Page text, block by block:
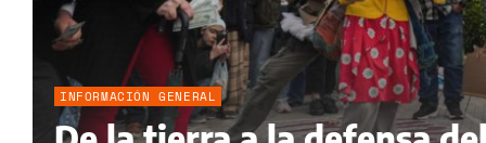
INFORMACIÓN GENERAL